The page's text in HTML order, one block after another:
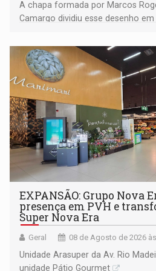
A chapa formada por Marcos
Camargo dividiu esse desenho
EXPANSÃO: Grupo Nova
presença em PVH e
Super Nova Era
Geral 08 de Agosto de 2026
Unidade Arasuper da Av. Rio
unidade Pátio Gourmet